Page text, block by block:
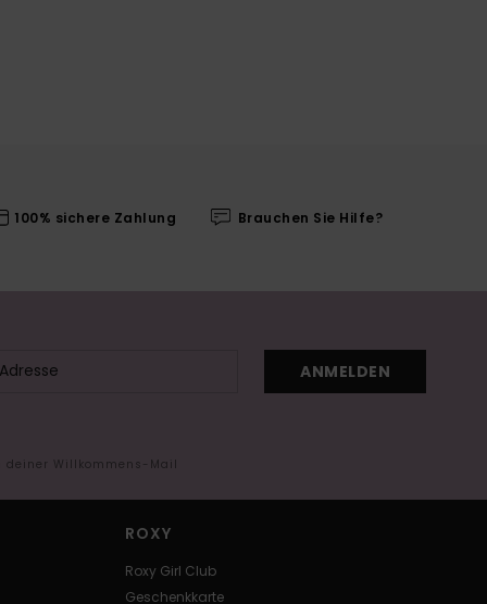
100% sichere Zahlung Brauchen Sie Hilfe?
ANMELDEN
Willkommens-Mail
ROXY
Roxy Girl Club
Geschenkkarte